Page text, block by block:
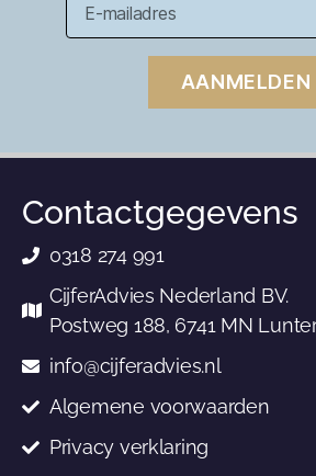
AANMELDEN
Contactgegevens
0318 274 991
CijferAdvies Nederland BV.
Postweg 188, 6741 MN
info@cijferadvies.nl
Algemene voorwaarden
Privacy verklaring